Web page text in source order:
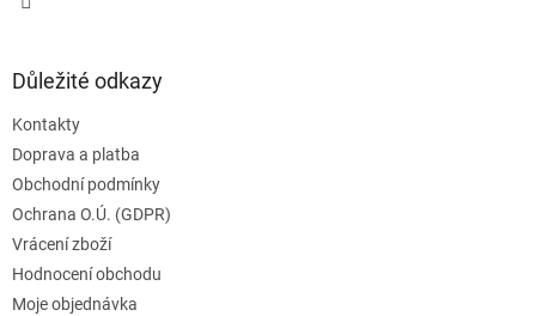
Důležité odkazy
Kontakty
Doprava a platba
Obchodní podmínky
Ochrana O.Ú. (GDPR)
Vrácení zboží
Hodnocení obchodu
Moje objednávka